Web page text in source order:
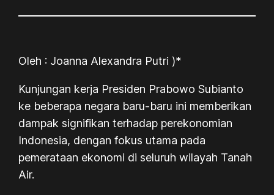
Oleh : Joanna Alexandra Putri )*
Kunjungan kerja Presiden Prabowo Subianto
ke beberapa negara baru-baru ini memberikan
dampak signifikan terhadap perekonomian
Indonesia, dengan fokus utama pada
pemerataan ekonomi di seluruh wilayah Tanah
Air.